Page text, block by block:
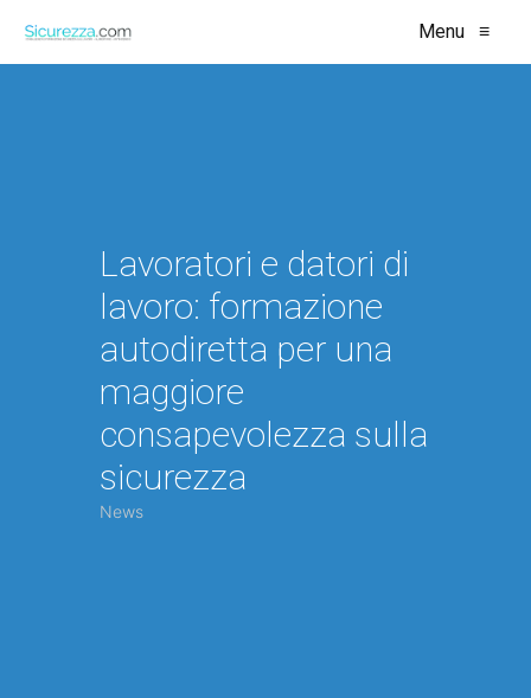
Menu ≡
Lavoratori e datori di
lavoro: formazione
autodiretta per una
maggiore
consapevolezza sulla
sicurezza
News